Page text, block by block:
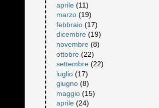
aprile (11)
marzo (19)
febbraio (17)
dicembre (19)
novembre (8)
ottobre (22)
settembre (22)
luglio (17)
giugno (8)
maggio (15)
aprile (24)